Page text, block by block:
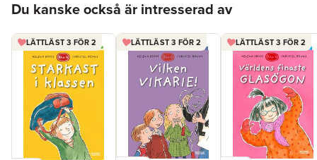
Du kanske också är intresserad av
LÄTTLÄST 3 FÖR 2 LÄTTLÄST 3 FÖR 2 LÄTTLÄST 3 FÖR 2